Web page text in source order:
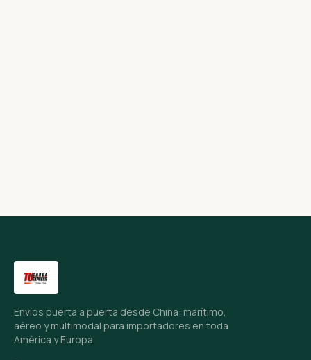
Envíos puerta a puerta desde China: marítimo,
aéreo y multimodal para importadores en toda
América y Europa.